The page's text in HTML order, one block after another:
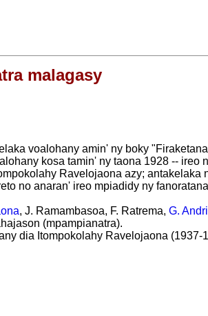
malagasy
voalohany amin' ny boky
kosa tamin' ny taona 1928 -- ireo
Ravelojaona azy;
no anaran' ireo mpiadidy ny
, J. Ramambasoa, F. Ratrema, G.
(mpampianatra).
dia Itompokolahy Ravelojaona (1937-